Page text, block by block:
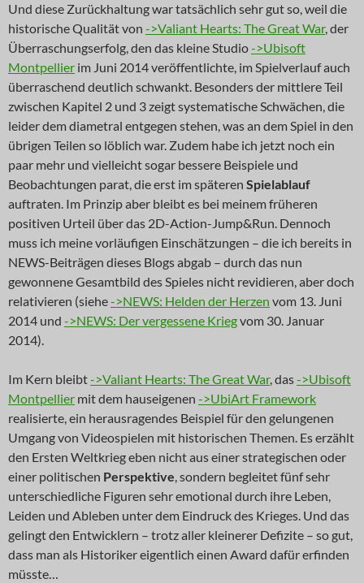
Und diese Zurückhaltung war tatsächlich sehr gut so, weil die
historische Qualität von ->Valiant Hearts: The Great War, der
Überraschungserfolg, den das kleine Studio->Ubisoft
Montpellier im Juni 2014 veröffentlichte, im Spielverlauf auch
überraschend deutlich schwankt. Besonders der mittlere Teil
zwischen Kapitel 2 und 3 zeigt systematische Schwächen, die
leider dem diametral entgegen stehen, was an dem Spiel in den
übrigen Teilen so löblich war. Zudem habe ich jetzt noch ein
paar mehr und vielleicht sogar bessere Beispiele und
Beobachtungen parat, die erst im späteren Spielablauf
auftraten. Im Prinzip aber bleibt es bei meinem früheren
positiven Urteil über das 2D-Action-Jump&Run. Dennoch
muss ich meine vorläufigen Einschätzungen – die ich bereits in
NEWS-Beiträgen dieses Blogs abgab – durch das nun
gewonnene Gesamtbild des Spieles nicht revidieren, aber doch
relativieren (siehe->NEWS: Helden der Herzen vom 13. Juni
2014 und ->NEWS: Der vergessene Kriegvom 30. Januar
2014).
Im Kern bleibt->Valiant Hearts: The Great War, das->Ubisoft
Montpellier mit dem hauseigenen ->UbiArt Framework
realisierte, ein herausragendes Beispiel für den gelungenen
Umgang von Videospielen mit historischen Themen. Es erzählt
den Ersten Weltkrieg eben nicht aus einer strategischen oder
einer politischen Perspektive, sondern begleitet fünf sehr
unterschiedliche Figuren sehr emotional durch ihre Leben,
Leiden und Ableben unter dem Eindruck des Krieges. Und das
gelingt den Entwicklern – trotz aller kleinerer Defizite – so gut,
dass man als Historiker eigentlich einen Award dafür erfinden
müsste…